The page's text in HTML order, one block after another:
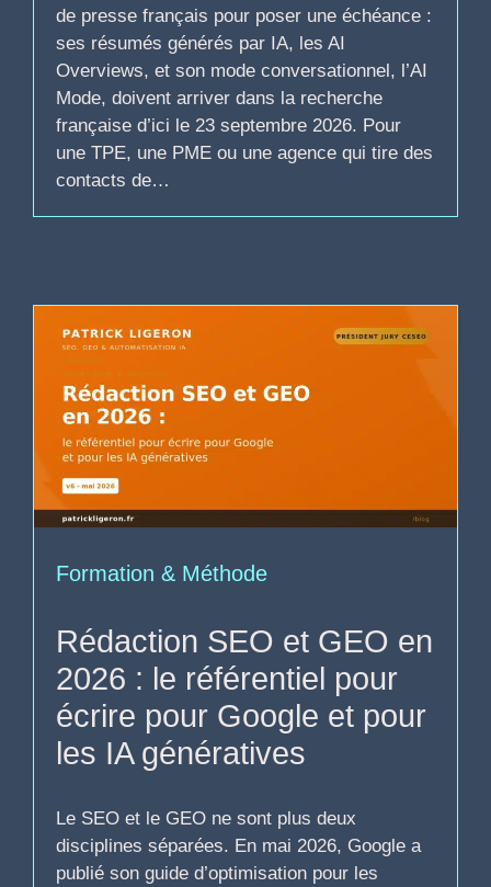
de presse français pour poser une échéance :
ses résumés générés par IA, les AI
Overviews, et son mode conversationnel, l’AI
Mode, doivent arriver dans la recherche
française d’ici le 23 septembre 2026. Pour
une TPE, une PME ou une agence qui tire des
contacts de…
Formation & Méthode
Rédaction SEO et GEO en
2026 : le référentiel pour
écrire pour Google et pour
les IA génératives
Le SEO et le GEO ne sont plus deux
disciplines séparées. En mai 2026, Google a
publié son guide d’optimisation pour les